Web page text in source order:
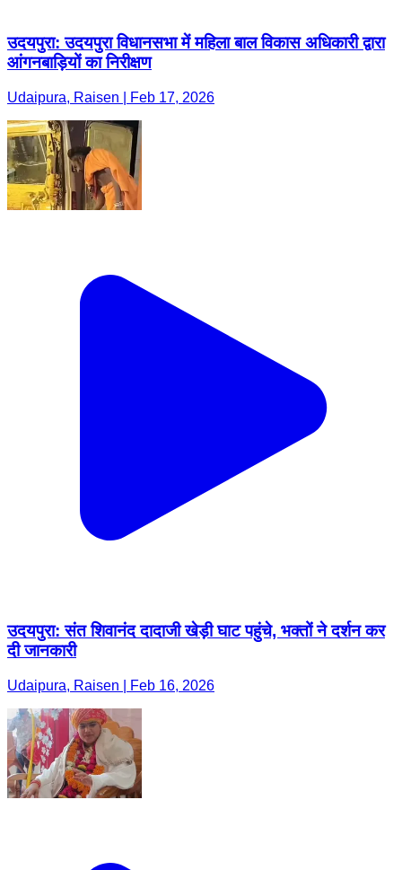
उदयपुरा: उदयपुरा विधानसभा में महिला बाल विकास अधिकारी द्वारा
आंगनबाड़ियों का निरीक्षण
Udaipura, Raisen | Feb 17, 2026
उदयपुरा: संत शिवानंद दादाजी खेड़ी घाट पहुंचे, भक्तों ने दर्शन कर
दी जानकारी
Udaipura, Raisen | Feb 16, 2026